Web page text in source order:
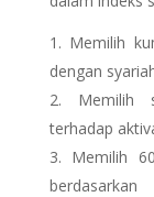
Memilih
dengan
Memilih
terhadap
Memilih